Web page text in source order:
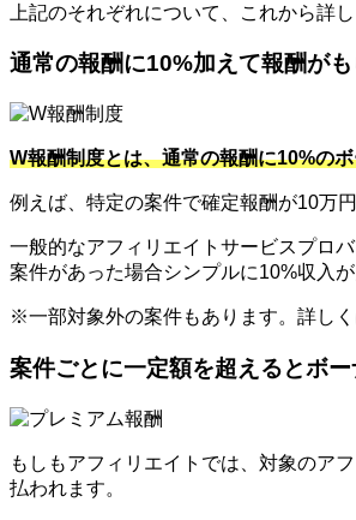
上記のそれぞれについて、これから詳
通常の報酬に10%加えて報酬が
W報酬制度とは、通常の報酬に10%の
例えば、特定の案件で確定報酬が10万
一般的なアフィリエイトサービスプロ
案件があった場合シンプルに10%収入
※一部対象外の案件もあります。詳し
案件ごとに一定額を超えるとボ
もしもアフィリエイトでは、対象のア
払われます。